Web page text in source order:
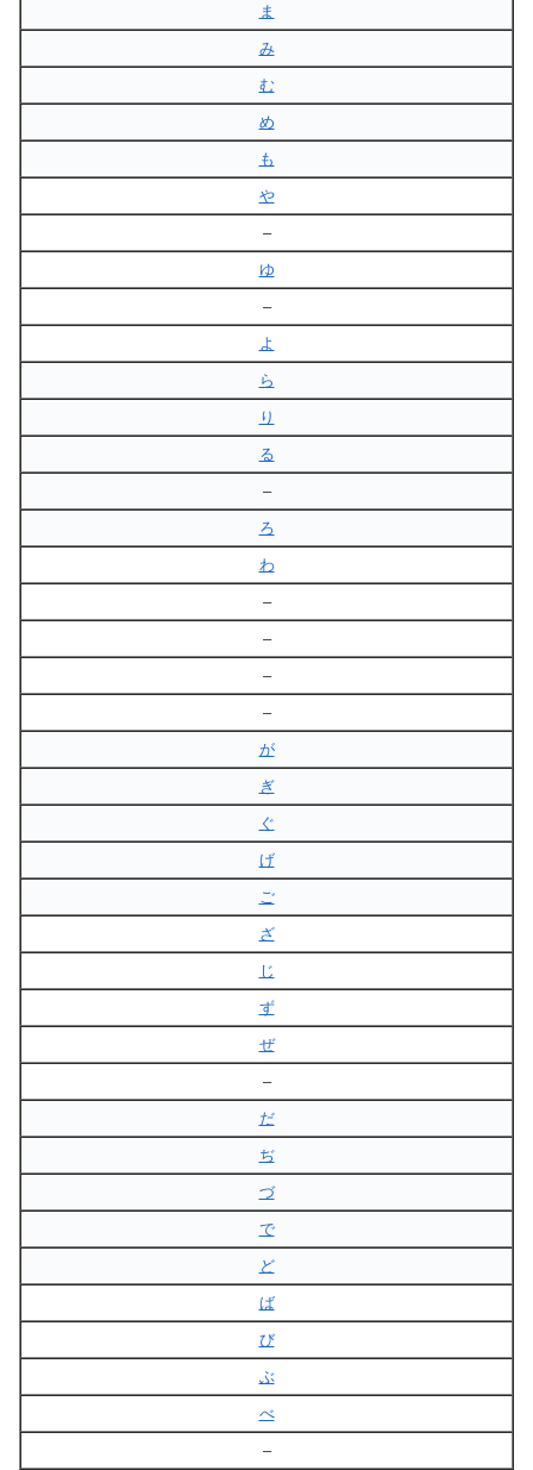
ま
み
む
め
も
や
–
ゆ
–
よ
ら
り
る
–
ろ
わ
–
–
–
–
が
ぎ
ぐ
げ
ご
ざ
じ
ず
ぜ
–
だ
ぢ
づ
で
ど
ば
び
ぶ
べ
–